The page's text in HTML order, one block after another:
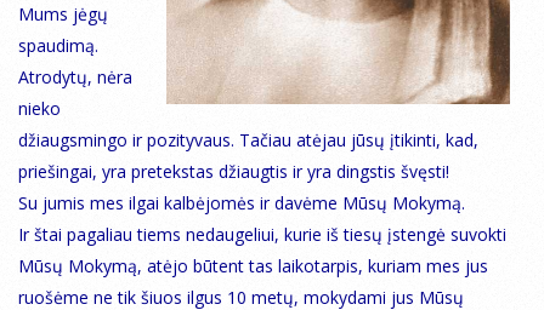
Mums jėgų
spaudimą.
Atrodytų, nėra
nieko
džiaugsmingo ir pozityvaus. Tačiau atėjau jūsų įtikinti, kad,
priešingai, yra pretekstas džiaugtis ir yra dingstis švęsti!
Su jumis mes ilgai kalbėjomės ir davėme Mūsų Mokymą.
Ir štai pagaliau tiems nedaugeliui, kurie iš tiesų įstengė suvokti
Mūsų Mokymą, atėjo būtent tas laikotarpis, kuriam mes jus
ruošėme ne tik šiuos ilgus 10 metų, mokydami jus Mūsų